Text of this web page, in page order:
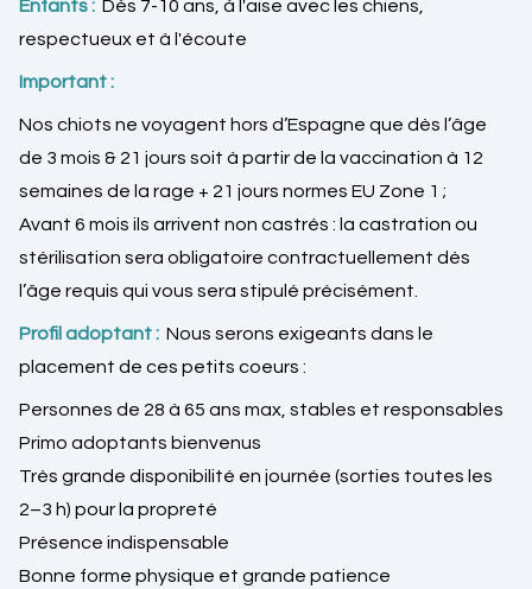
Enfants : Dès 7-10 ans, à l'aise avec les chiens,
respectueux et à l'écoute
Important :
Nos chiots ne voyagent hors d’Espagne que dès l’âge
de 3 mois & 21 jours soit à partir de la vaccination à 12
semaines de la rage + 21 jours normes EU Zone 1 ;
Avant 6 mois ils arrivent non castrés : la castration ou
stérilisation sera obligatoire contractuellement dès
l’âge requis qui vous sera stipulé précisément.
Profil adoptant : Nous serons exigeants dans le
placement de ces petits coeurs :
Personnes de 28 à 65 ans max, stables et responsables
Primo adoptants bienvenus
Très grande disponibilité en journée (sorties toutes les
2–3 h) pour la propreté
Présence indispensable
Bonne forme physique et grande patience